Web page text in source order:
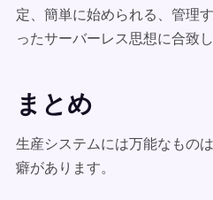
定、簡単に始められる、管理
ったサーバーレス思想に合致し
まとめ
生産システムには万能なもの
癖があります。